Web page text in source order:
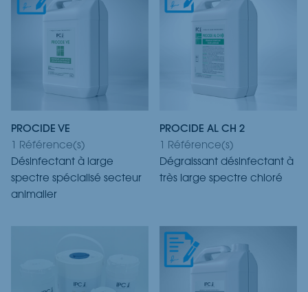
PROCIDE VE
1 Référence(s)
Désinfectant à large
spectre spécialisé secteur
animalier
PROCIDE AL CH 2
1 Référence(s)
Dégraissant désinfectant à
très large spectre chloré